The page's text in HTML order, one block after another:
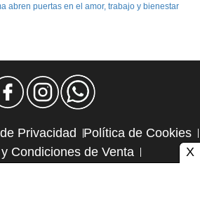
abren puertas en el amor, trabajo y bienestar
Privacidad
Política de Cookies
Condiciones de Venta
X